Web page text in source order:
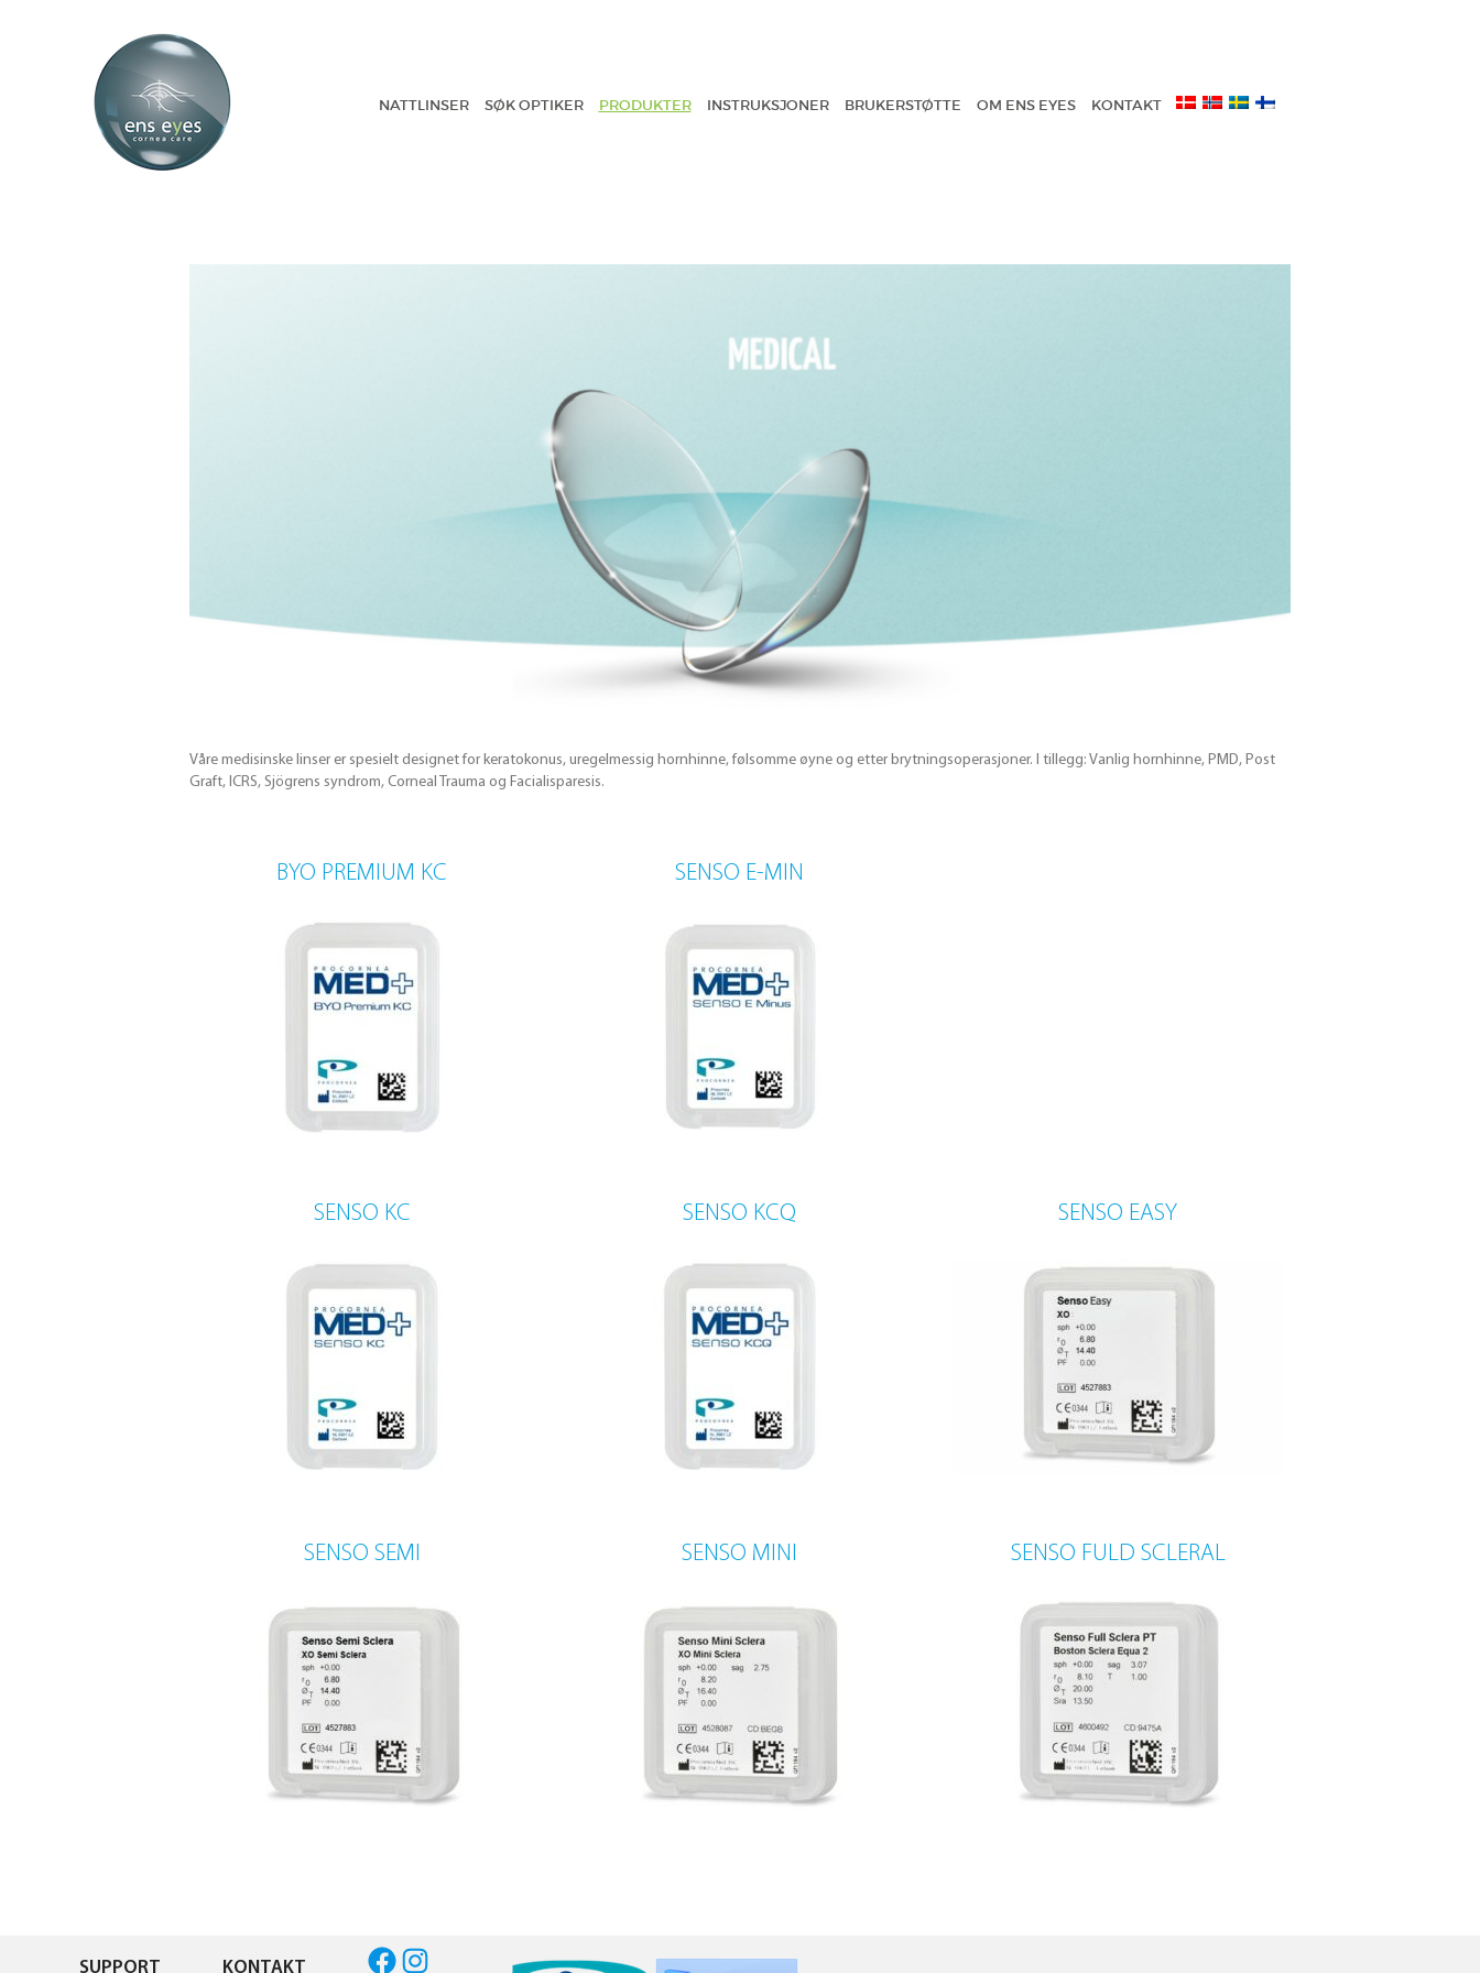
NATTLINSER SØK OPTIKER PRODUKTER INSTRUKSJONER BRUKERSTØTTE OM ENS EYES KONTAKT
Våre medisinske linser er spesielt designet for keratokonus, uregelmessig hornhinne, følsomme øyne og etter brytningsoperasjoner. I tillegg: Vanlig hornhinne, PMD, Post
Graft, ICRS, Sjögrens syndrom, Corneal Trauma og Facialisparesis.
BYO PREMIUM KC SENSO E-MIN
SENSO KC SENSO KCQ SENSO EASY
SENSO SEMI SENSO MINI SENSO FULD SCLERAL
SUPPORT KONTAKT FacebookInstagram